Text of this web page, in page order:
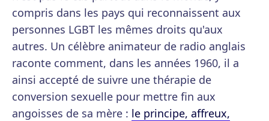
compris dans les pays qui reconnaissent aux
personnes LGBT les mêmes droits qu'aux
autres. Un célèbre animateur de radio anglais
raconte comment, dans les années 1960, il a
ainsi accepté de suivre une thérapie de
conversion sexuelle pour mettre fin aux
angoisses de sa mère : le principe, affreux,